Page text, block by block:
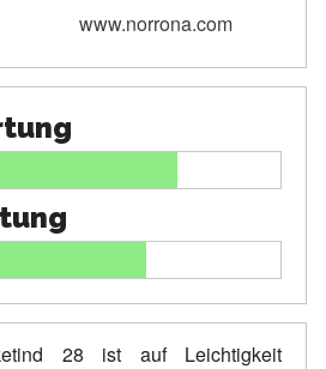
www.norrona.com
28 ist auf Leichtigkeit